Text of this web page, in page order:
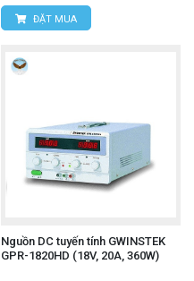
ĐẶT MUA
Nguồn DC tuyến tính GWINSTEK
GPR-1820HD (18V, 20A, 360W)